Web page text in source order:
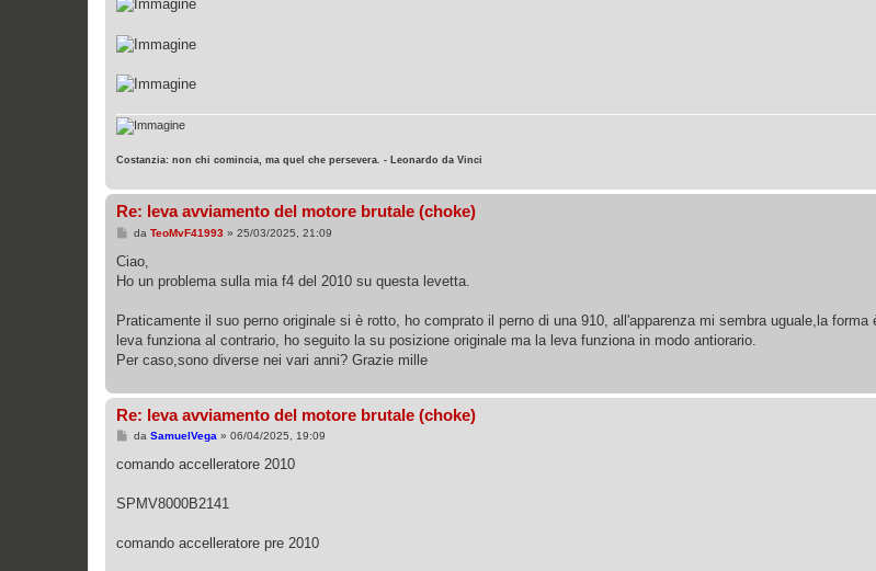
Costanzia: non chi comincia, ma quel che persevera. - Leonardo da Vinci
Re: leva avviamento del motore brutale (choke)
M
s
a
i
o
da TeoMvF41993» 25/03/2025, 21:09
Ciao,
Ho un problema sulla mia f4 del 2010 su questa levetta.
Praticamente il suo perno originale si è rotto, ho comprato il perno di una 910, all'apparenza mi sembra uguale,la
leva funziona al contrario, ho seguito la su posizione originale ma la leva funziona in modo antiorario.
Per caso,sono diverse nei vari anni? Grazie mille
Re: leva avviamento del motore brutale (choke)
M
s
g
o
da SamuelVega» 06/04/2025, 19:09
comando accelleratore 2010
SPMV8000B2141
comando accelleratore pre 2010